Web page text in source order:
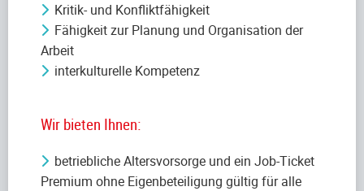
Kritik- und Konfliktfähigkeit
Fähigkeit zur Planung und Organisation der
Arbeit
interkulturelle Kompetenz
Wir bieten Ihnen:
betriebliche Altersvorsorge und ein Job-Ticket
Premium ohne Eigenbeteiligung gültig für alle